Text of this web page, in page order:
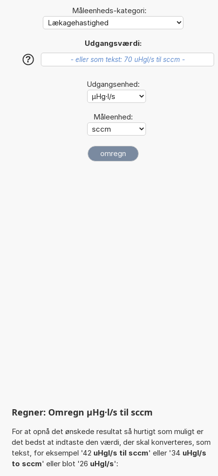
Måleenheds-kategori:
Udgangsværdi:
?
Udgangsenhed:
Måleenhed:
Regner: Omregn µHg·l/s til sccm
For at opnå det ønskede resultat så hurtigt som muligt er
det bedst at indtaste den værdi, der skal konverteres, som
tekst, for eksempel '42 uHgl/s til sccm' eller '34 uHgl/s
to sccm' eller blot '26 uHgl/s':